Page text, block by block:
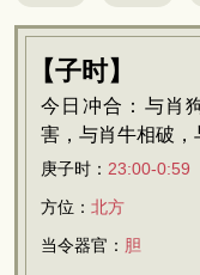
【子时】
今日冲合：与肖
害，与肖牛相破
庚子时： 23:00-0:59
方位： 北方
当令器官： 胆